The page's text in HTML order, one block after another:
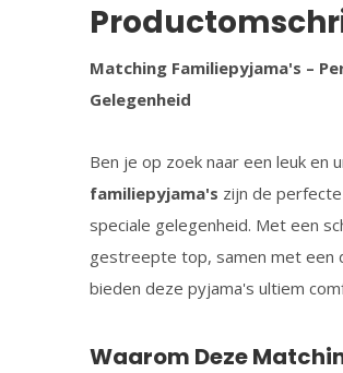
Matching Familiepyjama's –
Gelegenheid
Ben je op zoek naar een leuk en
familiepyjama's zijn de
speciale gelegenheid. Met een
gestreepte top, samen met een
bieden deze pyjama's ultiem
Waarom Deze